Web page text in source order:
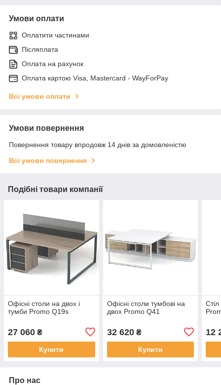
Умови оплати
Оплатити частинами
Післяплата
Оплата на рахунок
Оплата картою Visa, Mastercard - WayForPay
Всі умови оплати
Умови повернення
Повернення товару впродовж 14 днів за домовленістю
Всі умови повернення
Подібні товари компанії
Офісні столи на двох і
тумби Promo Q19s
27 060 ₴
Купити
Офісні столи тумбові на
двох Promo Q41
32 620₴
Купити
12
Про нас